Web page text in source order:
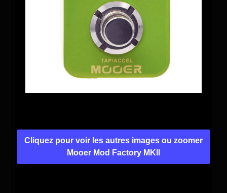
Cliquez pour voir les autres images ou zoomer
Mooer Mod Factory MKII